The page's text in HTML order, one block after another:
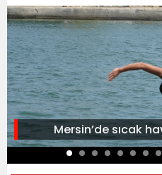
Mersin’de sıcak